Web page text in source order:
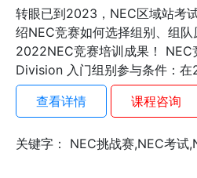
转眼已到2023，NEC区域站考
绍NEC竞赛如何选择组别、组
2022NEC竞赛培训成果！
Division 入门组别参与条件：在
查看详情
课程咨询
关键字： NEC挑战赛,NEC考试